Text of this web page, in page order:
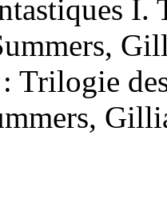
I.
Trilogie